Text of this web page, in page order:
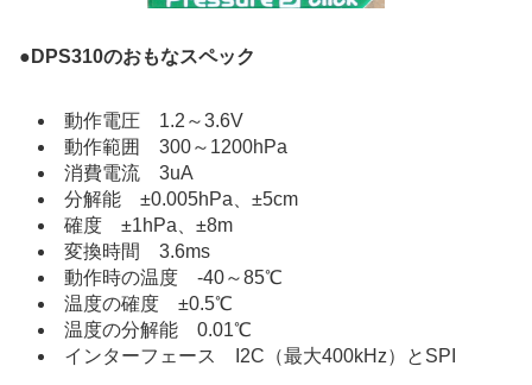
● DPS310のおもなスペック
動作電圧 1.2～3.6V
動作範囲 300～1200hPa
消費電流 3uA
分解能 ±0.005hPa、±5cm
確度 ±1hPa、±8m
変換時間 3.6ms
動作時の温度 -40～85℃
温度の確度 ±0.5℃
温度の分解能 0.01℃
インターフェース I2C（最大400kHz）とSPI